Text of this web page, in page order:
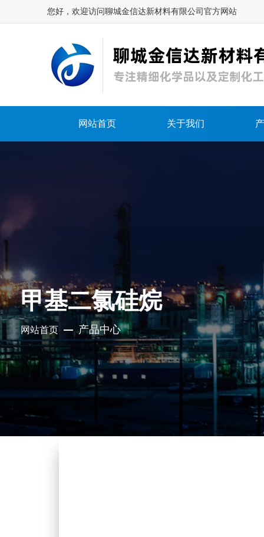
您好，欢迎访问聊城金信达新材料有限公司官方网站
网站首页 关于我们
甲基二氯硅烷
网站首页 产品中心